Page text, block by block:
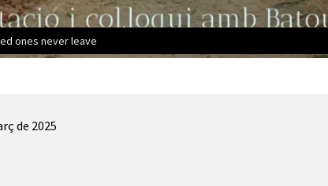
ones never leave
de 2025